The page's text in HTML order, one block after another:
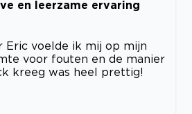
en leerzame ervaring
Eric voelde ik mij op mijn
voor fouten en de manier
kreeg was heel prettig!